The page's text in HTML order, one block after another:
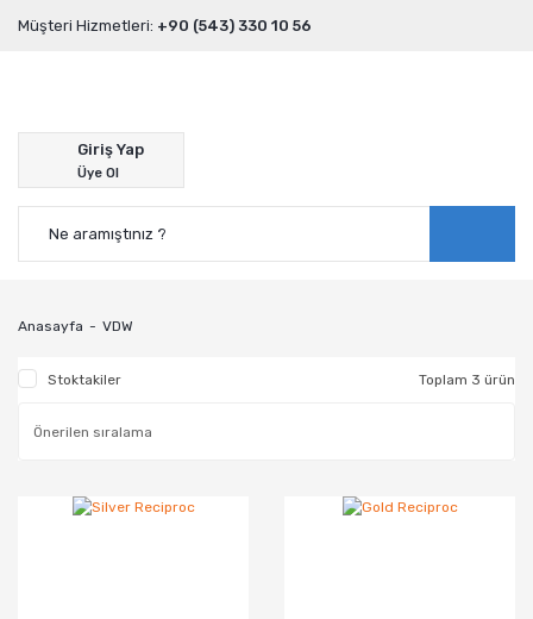
Müşteri Hizmetleri: +90 (543) 330 10 56
Giriş Yap
Üye Ol
Anasayfa VDW
Stoktakiler Toplam 3 ürün